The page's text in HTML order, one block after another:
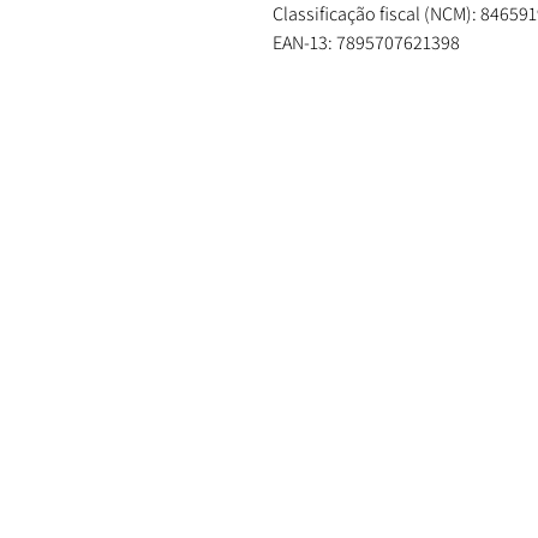
Classificação fiscal (NCM):
EAN-13: 7895707621398